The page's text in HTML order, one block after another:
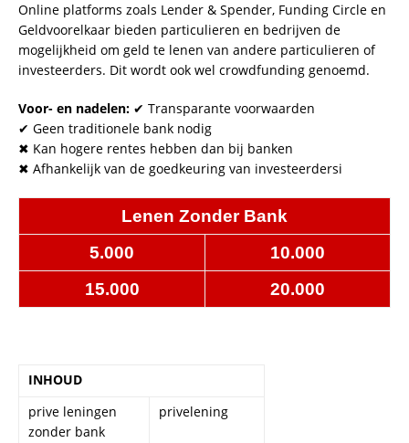
Online platforms zoals Lender & Spender, Funding Circle en
Geldvoorelkaar bieden particulieren en bedrijven de
mogelijkheid om geld te lenen van andere particulieren of
investeerders. Dit wordt ook wel crowdfunding genoemd.
Voor- en nadelen: ✔ Transparante voorwaarden
✔ Geen traditionele bank nodig
✖ Kan hogere rentes hebben dan bij banken
✖ Afhankelijk van de goedkeuring van investeerdersi
Lenen Zonder Bank
5.000
10.000
15.000
20.000
INHOUD
prive leningen
zonder bank
privelening